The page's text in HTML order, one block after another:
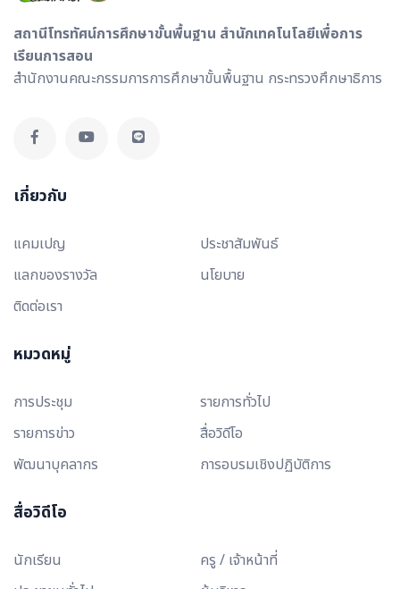
สถานีโทรทัศน์การศึกษาขั้นพื้นฐาน สำนักเทคโนโลยีเพื่อการ
เรียนการสอน
สำนักงานคณะกรรมการการศึกษาขั้นพื้นฐาน กระทรวงศึกษาธิการ
เกี่ยวกับ
แคมเปญ
ประชาสัมพันธ์
แลกของรางวัล
นโยบาย
ติดต่อเรา
หมวดหมู่
การประชุม
รายการทั่วไป
รายการข่าว
สื่อวิดีโอ
พัฒนาบุคลากร
การอบรมเชิงปฏิบัติการ
สื่อวิดีโอ
นักเรียน
ครู / เจ้าหน้าที่